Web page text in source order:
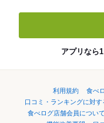
アプリなら
利用規約 食べ
口コミ・ランキングに対す
食べログ店舗会員について